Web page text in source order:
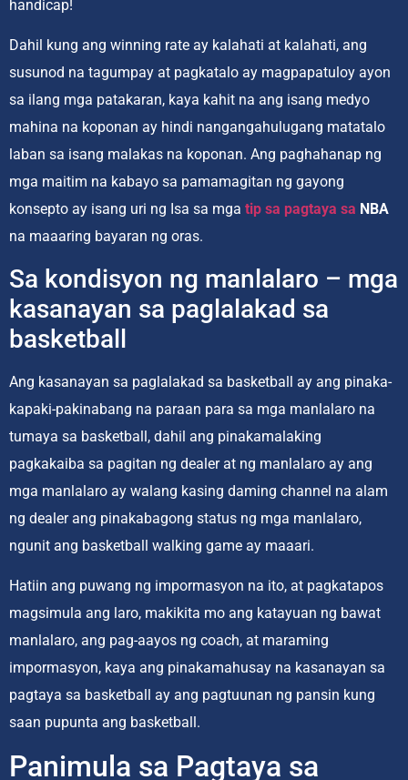
handicap!
Dahil kung ang winning rate ay kalahati at kalahati, ang
susunod na tagumpay at pagkatalo ay magpapatuloy ayon
sa ilang mga patakaran, kaya kahit na ang isang medyo
mahina na koponan ay hindi nangangahulugang matatalo
laban sa isang malakas na koponan. Ang paghahanap ng
mga maitim na kabayo sa pamamagitan ng gayong
konsepto ay isang uri ng Isa sa mga tip sa pagtaya sa NBA
na maaaring bayaran ng oras.
Sa kondisyon ng manlalaro – mga
kasanayan sa paglalakad sa
basketball
Ang kasanayan sa paglalakad sa basketball ay ang pinaka-
kapaki-pakinabang na paraan para sa mga manlalaro na
tumaya sa basketball, dahil ang pinakamalaking
pagkakaiba sa pagitan ng dealer at ng manlalaro ay ang
mga manlalaro ay walang kasing daming channel na alam
ng dealer ang pinakabagong status ng mga manlalaro,
ngunit ang basketball walking game ay maaari.
Hatiin ang puwang ng impormasyon na ito, at pagkatapos
magsimula ang laro, makikita mo ang katayuan ng bawat
manlalaro, ang pag-aayos ng coach, at maraming
impormasyon, kaya ang pinakamahusay na kasanayan sa
pagtaya sa basketball ay ang pagtuunan ng pansin kung
saan pupunta ang basketball.
Panimula sa Pagtaya sa